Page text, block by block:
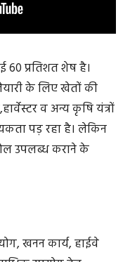
60 प्रतिशत शेष है।
के लिए खेतों की
व अन्य कृषि यंत्रों
पड़ रहा है। लेकिन
उपलब्ध कराने के
खनन कार्य, हाईवे